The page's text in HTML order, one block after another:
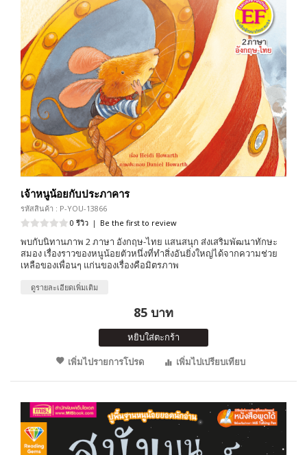
เจ้าหนูน้อยกับประภาคาร
รหัสสินค้า : P-YOU-13866
0 รีวิว | Be the first to review
พบกับนิทานภาพ 2 ภาษา อังกฤษ-ไทย แสนสนุก ส่งเสริมพัฒนาทักษะ
สมอง เรื่องราวของหนูน้อยตัวหนึ่งที่ทำสิ่งอันยิ่งใหญ่ได้จากความช่วย
เหลือของเพื่อนๆ แก่นของเรื่องคือมิตรภาพ
ดูรายละเอียดเพิ่มเติม
85 บาท
หยิบใส่ตะกร้า
เพิ่มไปรายการโปรด
เพิ่มไปเปรียบเทียบ